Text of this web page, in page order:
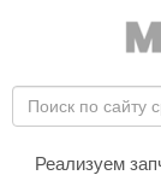
Реализуем